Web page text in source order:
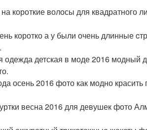
короткие волосы для квадратного
коротко а у были очень длинные
одежда детская в моде 2016 модный
осень 2016 фото как модно красить
весна 2016 для девушек фото